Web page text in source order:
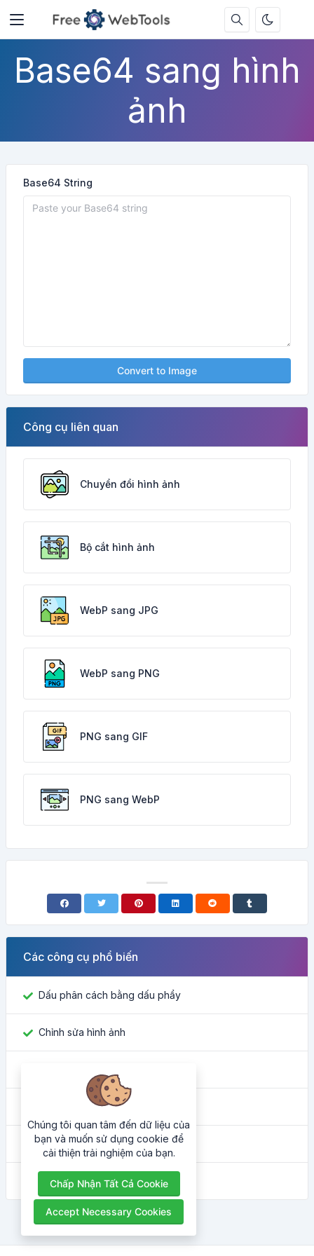
Base64 sang hình
ảnh
Base64 String
Convert to Image
Công cụ liên quan
Chuyển đổi hình ảnh
Bộ cắt hình ảnh
WebP sang JPG
WebP sang PNG
PNG sang GIF
PNG sang WebP
Các công cụ phổ biến
Dấu phân cách bằng dấu phẩy
Chỉnh sửa hình ảnh
Công cụ chuyển đổi màu sắc
Địa chỉ IP của tôi là gì
Trình làm đẹp HTML
Chúng tôi quan tâm đến dữ liệu của
bạn và muốn sử dụng cookie để
cải thiện trải nghiệm của bạn.
Chấp Nhận Tất Cả Cookie
Accept Necessary Cookies